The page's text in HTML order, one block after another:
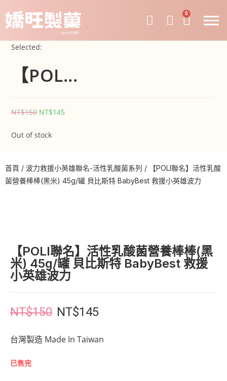
0
Selected:
【POL...
NT$150 NT$145
Out of stock
首頁 / 波力救援小英雄聯名-活性乳酸菌系列 / 【POLI聯名】活性乳酸
菌營養棒棒(黑米) 45g/罐 貝比斯特 BabyBest 救援小英雄波力
【POLI聯名】活性乳酸菌營養棒棒(黑
米) 45g/罐 貝比斯特 BabyBest 救援
小英雄波力
NT$150 NT$145
台灣製造 Made In Taiwan
已售完